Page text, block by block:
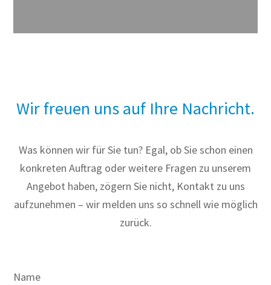
Wir freuen uns auf Ihre Nachricht.
Was können wir für Sie tun? Egal, ob Sie schon einen
konkreten Auftrag oder weitere Fragen zu unserem
Angebot haben, zögern Sie nicht, Kontakt zu uns
aufzunehmen – wir melden uns so schnell wie möglich
zurück.
Name